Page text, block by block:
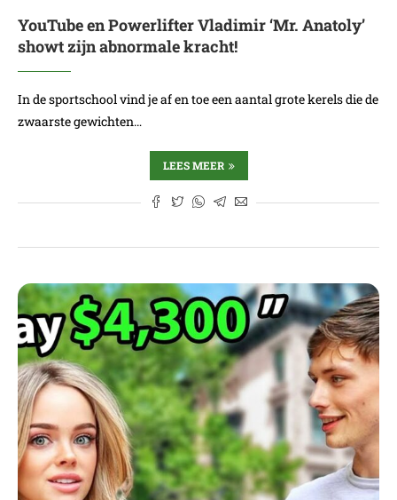
YouTube en Powerlifter Vladimir ‘Mr. Anatoly’
showt zijn abnormale kracht!
In de sportschool vind je af en toe een aantal grote kerels die de
zwaarste gewichten…
LEES MEER